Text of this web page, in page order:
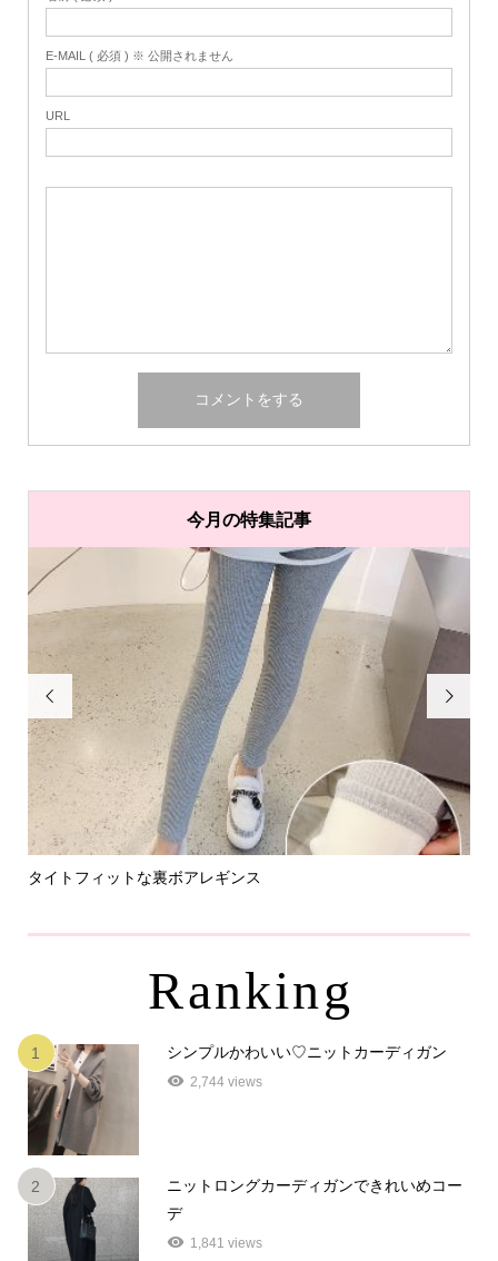
E-MAIL ( 必須 ) ※ 公開されません
URL
今月の特集記事

タイトフィットな裏ボアレギンス

Ranking
1 シンプルかわいい♡ニットカーディガン
2,744 views
2
ニットロングカーディガンできれいめコー
デ
1,841 views